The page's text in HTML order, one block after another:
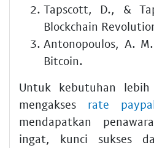
Tapscott, D., &
Blockchain
Antonopoulos, A.
Bitcoin.
Untuk kebutuhan
mengakses rate
mendapatkan
ingat, kunci sukses